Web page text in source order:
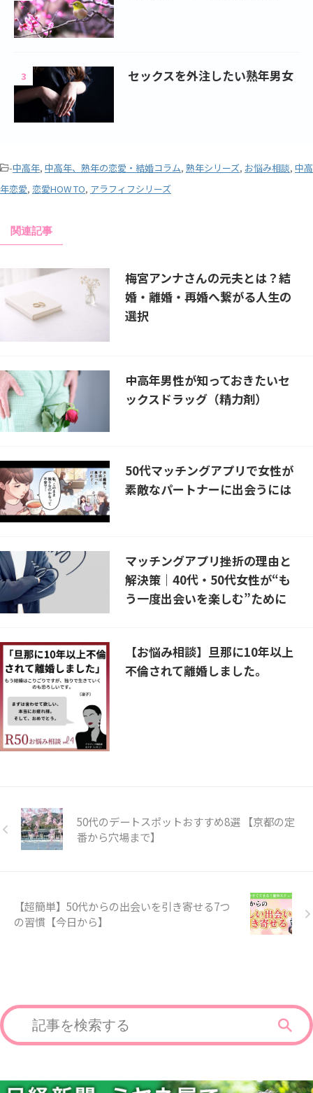
3 セックスを外注したい熟年男女
-中高年, 中高年、熟年の恋愛・結婚コラム, 熟年シリーズ, お悩み相談, 中高
年恋愛, 恋愛HOW TO, アラフィフシリーズ
関連記事
梅宮アンナさんの元夫とは？結
婚・離婚・再婚へ繋がる人生の
選択
中高年男性が知っておきたいセ
ックスドラッグ（精力剤）
50代マッチングアプリで女性が
素敵なパートナーに出会うには
マッチングアプリ挫折の理由と
解決策｜40代・50代女性が“も
う一度出会いを楽しむ”ために
【お悩み相談】旦那に10年以上
不倫されて離婚しました。
50代のデートスポットおすすめ8選 【京都の定
番から穴場まで】
【超簡単】50代からの出会いを引き寄せる7つ
の習慣【今日から】